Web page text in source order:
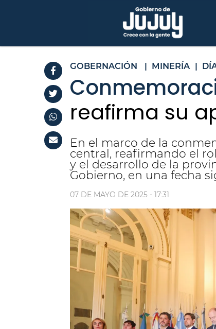
GOBERNACIÓN | MINERÍA |
reafirma su
En el marco de la
central, reafirmando el
y el desarrollo de la
Gobierno, en una fecha
07 DE MAYO DE 2025 - 17:31